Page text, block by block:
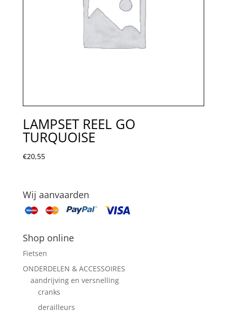
LAMPSET REEL GO
TURQUOISE
€20,55
Wij aanvaarden
Shop online
Fietsen
ONDERDELEN & ACCESSOIRES
aandrijving en versnelling
cranks
derailleurs